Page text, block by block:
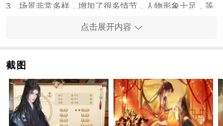
3、场景非常多样，增加了很多情节，人物形象十足，等
巨大的考验。沉浸式的故事和情节带给我们，
并发现新内容，
3、除了最好的结局，许多分支任务的情节也非常丰富，
完美地还原了古代宫廷的生活。
点击展开内容
截图